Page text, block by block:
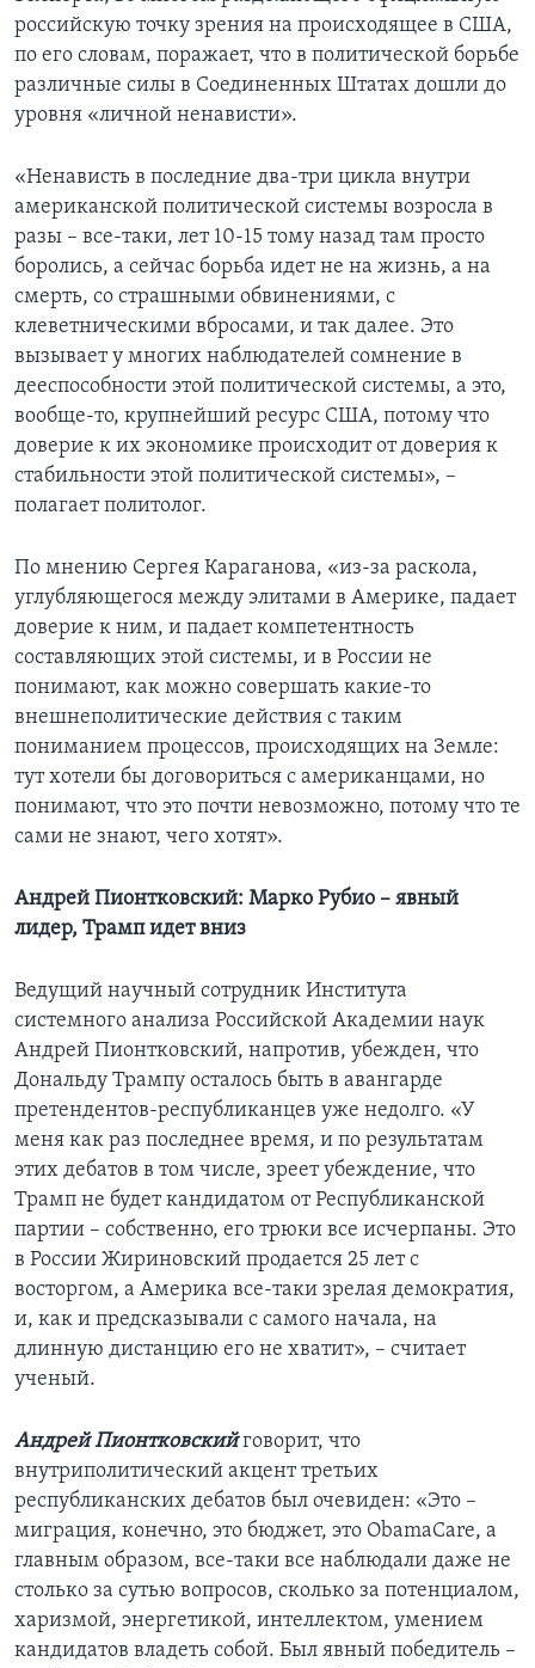
российскую точку зрения на происходящее в США,
по его словам, поражает, что в политической борьбе
различные силы в Соединенных Штатах дошли до
уровня «личной ненависти».
«Ненависть в последние два-три цикла внутри
американской политической системы возросла в
разы – все-таки, лет 10-15 тому назад там просто
боролись, а сейчас борьба идет не на жизнь, а на
смерть, со страшными обвинениями, с
клеветническими вбросами, и так далее. Это
вызывает у многих наблюдателей сомнение в
дееспособности этой политической системы, а это,
вообще-то, крупнейший ресурс США, потому что
доверие к их экономике происходит от доверия к
стабильности этой политической системы», –
полагает политолог.
По мнению Сергея Караганова, «из-за раскола,
углубляющегося между элитами в Америке, падает
доверие к ним, и падает компетентность
составляющих этой системы, и в России не
понимают, как можно совершать какие-то
внешнеполитические действия с таким
пониманием процессов, происходящих на Земле:
тут хотели бы договориться с американцами, но
понимают, что это почти невозможно, потому что те
сами не знают, чего хотят».
Андрей Пионтковский: Марко Рубио – явный
лидер, Трамп идет вниз
Ведущий научный сотрудник Института
системного анализа Российской Академии наук
Андрей Пионтковский, напротив, убежден, что
Дональду Трампу осталось быть в авангарде
претендентов-республиканцев уже недолго. «У
меня как раз последнее время, и по результатам
этих дебатов в том числе, зреет убеждение, что
Трамп не будет кандидатом от Республиканской
партии – собственно, его трюки все исчерпаны. Это
в России Жириновский продается 25 лет с
восторгом, а Америка все-таки зрелая демократия,
и, как и предсказывали с самого начала, на
длинную дистанцию его не хватит», – считает
ученый.
Андрей Пионтковскийговорит, что
внутриполитический акцент третьих
республиканских дебатов был очевиден: «Это –
миграция, конечно, это бюджет, это ObamaCare, а
главным образом, все-таки все наблюдали даже не
столько за сутью вопросов, сколько за потенциалом,
харизмой, энергетикой, интеллектом, умением
кандидатов владеть собой. Был явный победитель –